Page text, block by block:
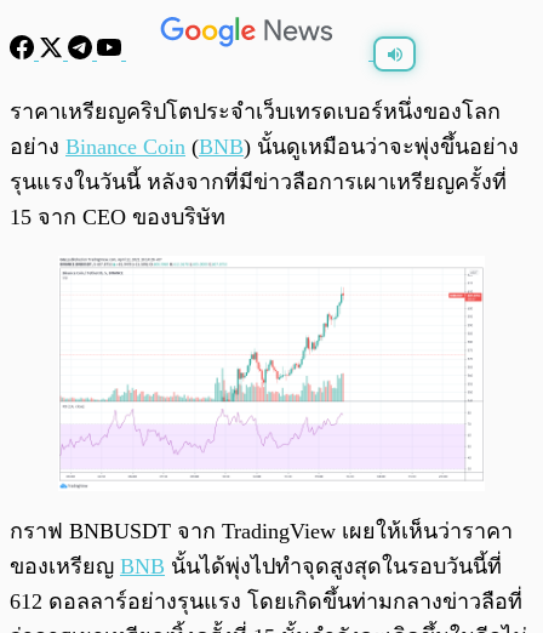
พร้อมเล่น 0:00 0:00
ราคาเหรียญคริปโตประจำเว็บเทรดเบอร์หนึ่งของโลก
อย่าง Binance Coin (BNB) นั้นดูเหมือนว่าจะพุ่งขึ้นอย่าง
รุนแรงในวันนี้ หลังจากที่มีข่าวลือการเผาเหรียญครั้งที่
15 จาก CEO ของบริษัท
กราฟ BNBUSDT จาก TradingView เผยให้เห็นว่าราคา
ของเหรียญ BNB นั้นได้พุ่งไปทำจุดสูงสุดในรอบวันนี้ที่
612 ดอลลาร์อย่างรุนแรง โดยเกิดขึ้นท่ามกลางข่าวลือที่